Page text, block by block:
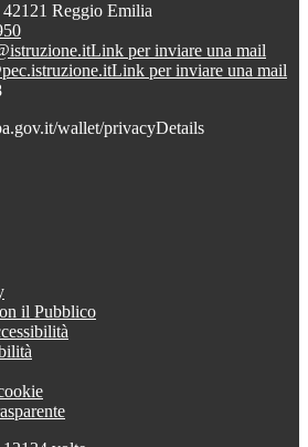
Reggio Emilia
Link per inviare una mail
Link per inviare una mail
wallet/privacyDetails
il Pubblico